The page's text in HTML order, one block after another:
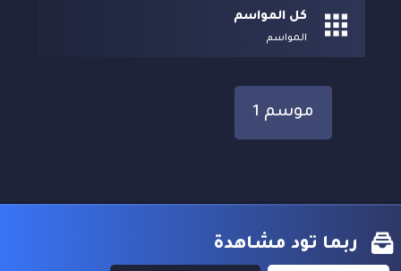
كل المواسم
المواسم
موسم 1
ربما تود مشاهدة